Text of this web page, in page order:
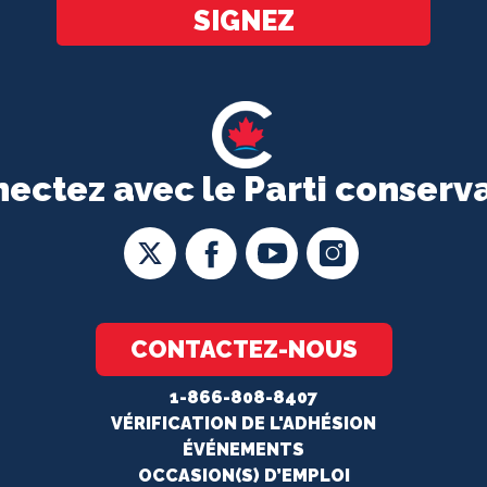
avec le Parti
CONTACTEZ-NOUS
1-866-808-8407
VÉRIFICATION DE L'ADHÉSION
ÉVÉNEMENTS
OCCASION(S) D’EMPLOI
SIGNEZ